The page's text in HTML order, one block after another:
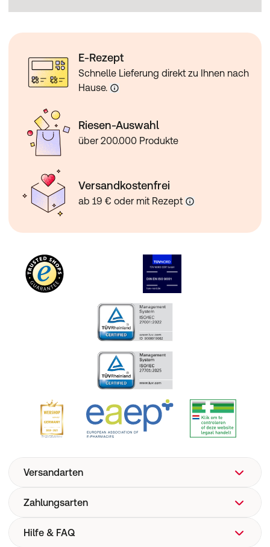
E-Rezept
Schnelle Lieferung direkt zu Ihnen nach
Hause.
Riesen-Auswahl
über 200.000 Produkte
Versandkostenfrei
ab 19 € oder mit Rezept
Versandarten
Zahlungsarten
Hilfe & FAQ